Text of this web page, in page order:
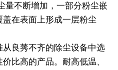
量不断增加，一部分粉尘嵌
在表面上形成一层粉尘
良莠不齐的除尘设备中选
比高的产品。耐高低温、